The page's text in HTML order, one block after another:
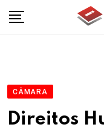
CÂMARA
Direitos